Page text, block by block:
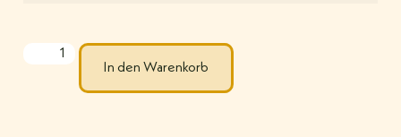
In den Warenkorb